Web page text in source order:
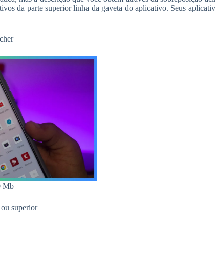
da parte superior linha da gaveta do aplicativo. Seus
Mb
superior